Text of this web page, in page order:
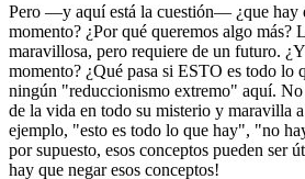
Pero —y aquí está la cuestión— ¿que hay
momento? ¿Por qué queremos algo más?
maravillosa, pero requiere de un futuro.
momento? ¿Qué pasa si ESTO es todo lo
ningún "reduccionismo extremo" aquí. No
de la vida en todo su misterio y maravilla
ejemplo, "esto es todo lo que hay", "no
por supuesto, esos conceptos pueden ser
hay que negar esos conceptos!